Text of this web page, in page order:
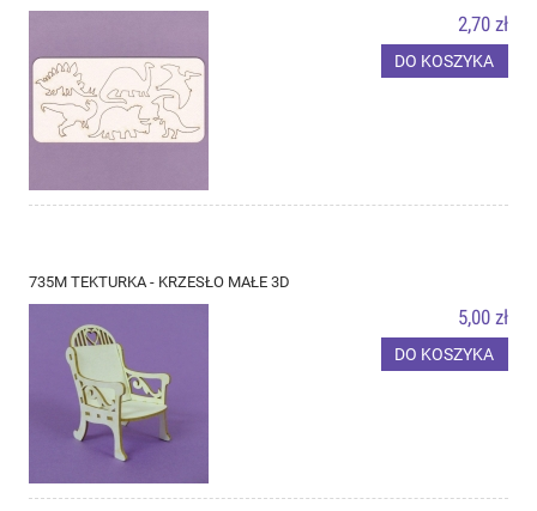
2,70 zł
DO KOSZYKA
735M TEKTURKA - KRZESŁO MAŁE 3D
5,00 zł
DO KOSZYKA